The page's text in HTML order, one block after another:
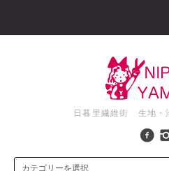
日暮里繊維街 生地・